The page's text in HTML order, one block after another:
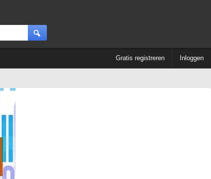
Gratis registreren Inloggen